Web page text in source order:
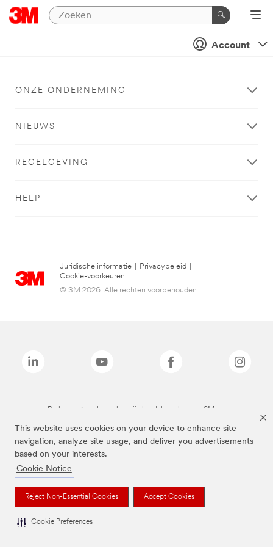
This website uses cookies on your device to enhance site
navigation, analyze site usage, and deliver you advertisements
based on your interests.
Cookie Notice
Reject Non-Essential Cookies Accept Cookies
Cookie Preferences
Account
ONZE ONDERNEMING
NIEUWS
REGELGEVING
HELP
Juridische informatie Privacybeleid
Cookie-voorkeuren
© 3M 2026. Alle rechten voorbehouden.
De bovenstaande merken zijn handelsmerken van 3M.we